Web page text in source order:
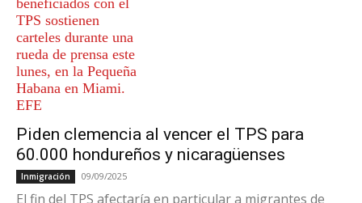
Piden clemencia al vencer el TPS para
60.000 hondureños y nicaragüenses
Inmigración 09/09/2025
El fin del TPS afectaría en particular a migrantes de